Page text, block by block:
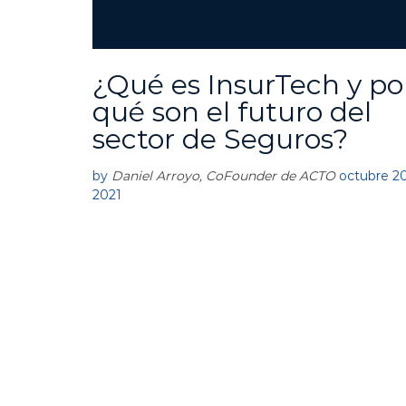
A
C
T
O
¿Qué es InsurTech y
qué son el futuro del
sector de Seguros?
by Daniel Arroyo, CoFounder de ACTO octubre
2021